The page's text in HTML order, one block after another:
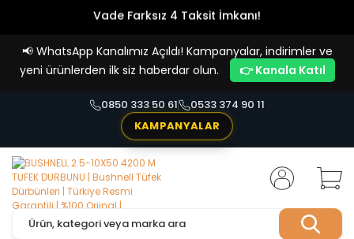
Vade Farksız 4 Taksit İmkanı!
📢 WhatsApp Kanalımız Açıldı! Kampanyalar, indirimler ve
yeni ürünlerden ilk siz haberdar olun.
👉 Kanala Katıl
0850 333 50 61
0533 374 90 11
KAMPANYALAR